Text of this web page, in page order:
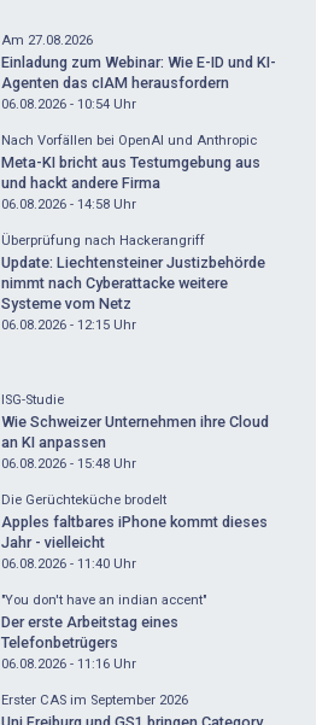
Am 27.08.2026
Einladung zum Webinar: Wie E-ID und KI-
Agenten das cIAM herausfordern
06.08.2026 - 10:54 Uhr
Nach Vorfällen bei OpenAI und Anthropic
Meta-KI bricht aus Testumgebung aus
und hackt andere Firma
06.08.2026 - 14:58 Uhr
Überprüfung nach Hackerangriff
Update: Liechtensteiner Justizbehörde
nimmt nach Cyberattacke weitere
Systeme vom Netz
06.08.2026 - 12:15 Uhr
ISG-Studie
Wie Schweizer Unternehmen ihre Cloud
an KI anpassen
06.08.2026 - 15:48 Uhr
Die Gerüchteküche brodelt
Apples faltbares iPhone kommt dieses
Jahr - vielleicht
06.08.2026 - 11:40 Uhr
"You don't have an indian accent"
Der erste Arbeitstag eines
Telefonbetrügers
06.08.2026 - 11:16 Uhr
Erster CAS im September 2026